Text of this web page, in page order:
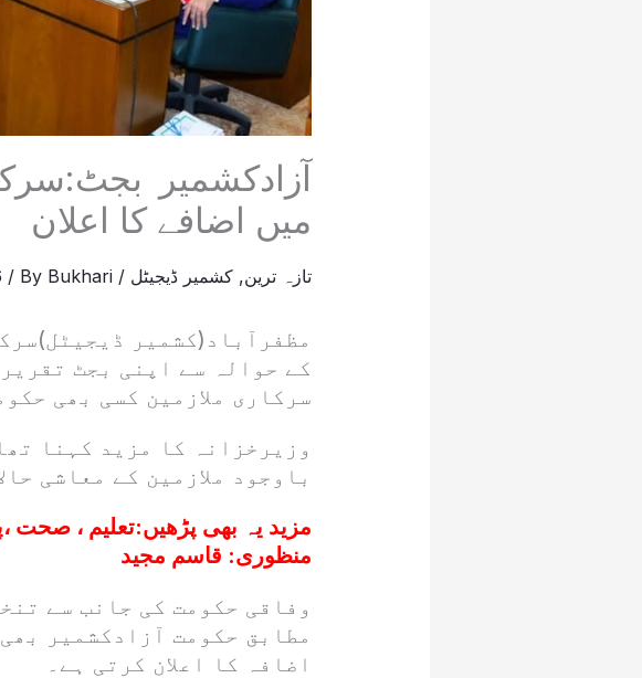
آزادکشمیر
میں اضافے کا اعلان
تازہ ترین, کشمیر ڈیجیٹل /
/ By Bukhari
مظفرآباد(کشمیر
کے حوالہ سے اپنی بجٹ
سرکاری ملازمین کسی بھی
وزیرخزانہ کا مزید کہنا
باوجود ملازمین کے معاشی
مزید یہ بھی پڑھیں:تعلیم ، صحت
منظوری: قاسم مجید
وفاقی حکومت کی جانب سے
مطابق حکومت آزادکشمیر
اضافہ کا اعلان کرتی ہے۔